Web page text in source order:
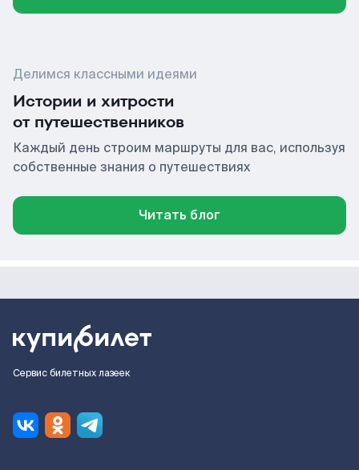
Делимся классными идеями
Истории и хитрости
от путешественников
Каждый день строим маршруты для вас, используя
собственные знания о путешествиях
Читать блог
Сервис билетных лазеек